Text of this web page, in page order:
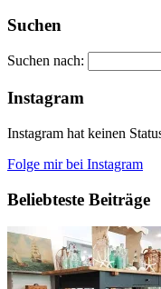
Suchen
Suchen nach:
Instagram
Instagram hat keinen
Folge mir bei Instagram
Beliebteste Beiträge